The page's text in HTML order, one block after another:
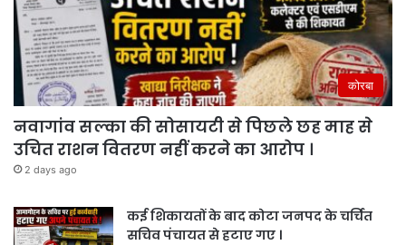
कोरबा
नवागांव सल्का की सोसायटी से पिछले छह माह से
उचित राशन वितरण नहीं करने का आरोप ।
2 days ago
कई शिकायतों के बाद कोटा जनपद के चर्चित
सचिव पंचायत से हटाए गए ।